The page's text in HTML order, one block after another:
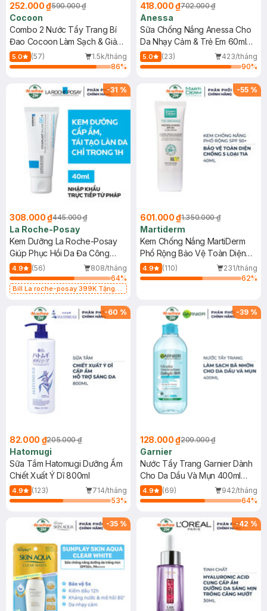
252.000 ₫590.000 ₫
Cocoon
Combo 2 Nước Tẩy Trang Bí
Đao Cocoon Làm Sạch & Giảm
Dầu 500ml
5.0 (57)
1.5k/tháng
86%
418.000 ₫702.000 ₫
Anessa
Sữa Chống Nắng Anessa Cho
Da Nhạy Cảm & Trẻ Em 60ml
(Mới)
5.0 (23)
423/tháng
90%
-31 %
308.000 ₫445.000 ₫
La Roche-Posay
Kem Dưỡng La Roche-Posay
Giúp Phục Hồi Da Đa Công
Dụng 40ml
4.9 (56)
808/tháng
64%
Bill La roche-posay 399K Tặng
(SL có hạn)
-55 %
601.000 ₫1.350.000 ₫
Martiderm
Kem Chống Nắng MartiDerm
Phổ Rộng Bảo Vệ Toàn Diện
40ml
4.9 (110)
231/tháng
62%
-60 %
82.000 ₫205.000 ₫
Hatomugi
Sữa Tắm Hatomugi Dưỡng Ẩm
Chiết Xuất Ý Dĩ 800ml
4.9 (123)
714/tháng
53%
-39 %
128.000 ₫209.000 ₫
Garnier
Nước Tẩy Trang Garnier Dành
Cho Da Dầu Và Mụn 400ml
(Mới)
4.9 (69)
942/tháng
64%
-35 % -42 %